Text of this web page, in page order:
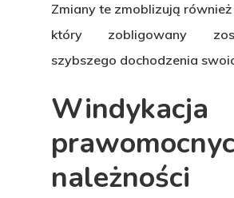
Zmiany te zmoblizują
który zobligowany
szybszego dochodzenia
Windykacja
należności